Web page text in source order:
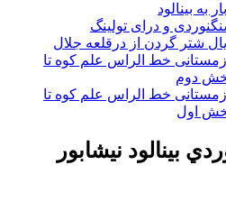
به بینالود
و درای تولینگ
شتر گردن از درقلعه جلال
خط الراس علم کوه تا
خط الراس علم کوه تا
بينالود نيشابور